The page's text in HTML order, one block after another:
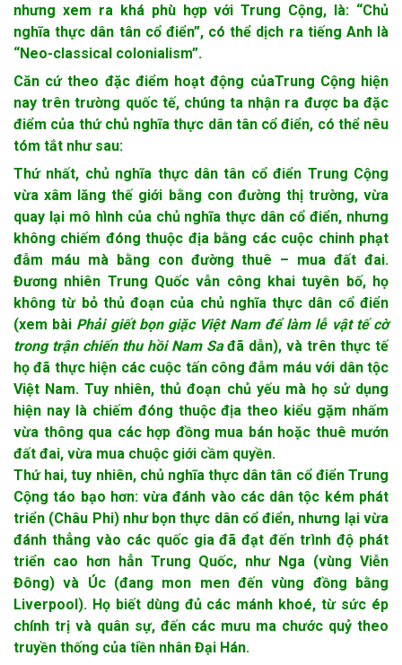
nhưng xem ra khá phù hợp với Trung Cộng, là: “Chủ
nghĩa thực dân tân cổ điển”, có thể dịch ra tiếng Anh là
“Neo-classical colonialism”.
Căn cứ theo đặc điểm hoạt động củaTrung Cộng hiện
nay trên trường quốc tế, chúng ta nhận ra được ba đặc
điểm của thứ chủ nghĩa thực dân tân cổ điển, có thể nêu
tóm tắt như sau:
Thứ nhất, chủ nghĩa thực dân tân cổ điển Trung Cộng
vừa xâm lăng thế giới bằng con đường thị trường, vừa
quay lại mô hình của chủ nghĩa thực dân cổ điển, nhưng
không chiếm đóng thuộc địa bằng các cuộc chinh phạt
đẫm máu mà bằng con đường thuê – mua đất đai.
Đương nhiên Trung Quốc vẫn công khai tuyên bố, họ
không từ bỏ thủ đoạn của chủ nghĩa thực dân cổ điển
(xem bài Phải giết bọn giặc Việt Nam để làm lễ vật tế cờ
trong trận chiến thu hồi Nam Sađã dẫn), và trên thực tế
họ đã thực hiện các cuộc tấn công đẫm máu với dân tộc
Việt Nam. Tuy nhiên, thủ đoạn chủ yếu mà họ sử dụng
hiện nay là chiếm đóng thuộc địa theo kiểu gặm nhấm
vừa thông qua các hợp đồng mua bán hoặc thuê mướn
đất đai, vừa mua chuộc giới cầm quyền.
Thứ hai, tuy nhiên, chủ nghĩa thực dân tân cổ điển Trung
Cộng táo bạo hơn: vừa đánh vào các dân tộc kém phát
triển (Châu Phi) như bọn thực dân cổ điển, nhưng lại vừa
đánh thẳng vào các quốc gia đã đạt đến trình độ phát
triển cao hơn hẳn Trung Quốc, như Nga (vùng Viễn
Đông) và Úc (đang mon men đến vùng đồng bằng
Liverpool). Họ biết dùng đủ các mánh khoé, từ sức ép
chính trị và quân sự, đến các mưu ma chước quỷ theo
truyền thống của tiền nhân Đại Hán.